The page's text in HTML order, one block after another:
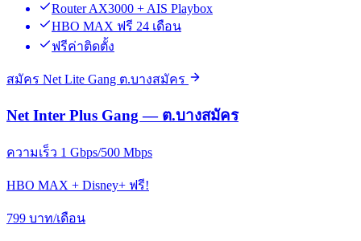
Router AX3000 + AIS Playbox
HBO MAX ฟรี 24 เดือน
ฟรีค่าติดตั้ง
สมัคร Net Lite Gang ต.บางสมัคร
Net Inter Plus Gang — ต.บางสมัคร
ความเร็ว 1 Gbps/500 Mbps
HBO MAX + Disney+ ฟรี!
799 บาท/เดือน